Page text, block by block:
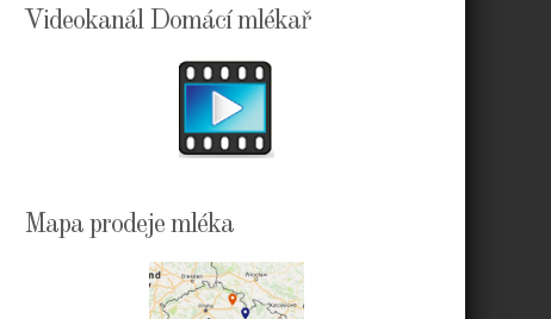
Videokanál Domácí mlékař
Mapa prodeje mléka